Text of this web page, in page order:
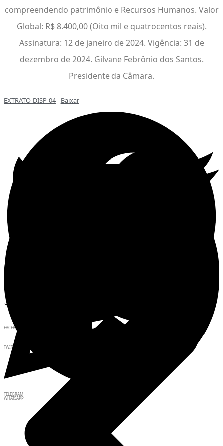
compreendendo patrimônio e Recursos Humanos. Valor
Global: R$ 8.400,00 (Oito mil e quatrocentos reais).
Assinatura: 12 de janeiro de 2024. Vigência: 31 de
dezembro de 2024. Gilvane Febrônio dos Santos.
Presidente da Câmara.
EXTRATO-DISP-04 Baixar
FACEBOOK
TWITTER
WHATSAPP
TELEGRAM